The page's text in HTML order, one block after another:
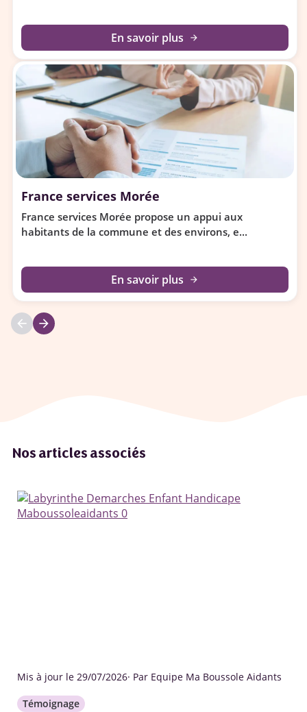
En savoir plus arrow_forward
France services Morée
France services Morée propose un appui aux
habitants de la commune et des environs, e...
En savoir plus arrow_forward
arrow_back arrow_forward
Nos articles associés
Mis à jour le 29/07/2026· Par Equipe Ma Boussole Aidants
Témoignage